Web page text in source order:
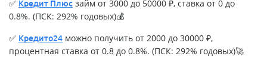
✅ Кредит Плюс займ от 3000 до 50000 ₽, ставка от 0 до
0.8%. (ПСК: 292% годовых)💰
✅ Кредито24 можно получить от 2000 до 30000 ₽,
процентная ставка от 0.8 до 0.8%. (ПСК: 292% годовых)🚀